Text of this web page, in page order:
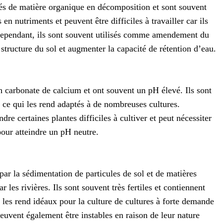
de matière organique en décomposition et sont souvent
en nutriments et peuvent être difficiles à travailler car ils
ils sont souvent utilisés comme amendement du
du sol et augmenter la capacité de rétention d’eau.
carbonate de calcium et ont souvent un pH élevé. Ils sont
qui les rend adaptés à de nombreuses cultures.
certaines plantes difficiles à cultiver et peut nécessiter
atteindre un pH neutre.
la sédimentation de particules de sol et de matières
les rivières. Ils sont souvent très fertiles et contiennent
rend idéaux pour la culture de cultures à forte demande
également être instables en raison de leur nature